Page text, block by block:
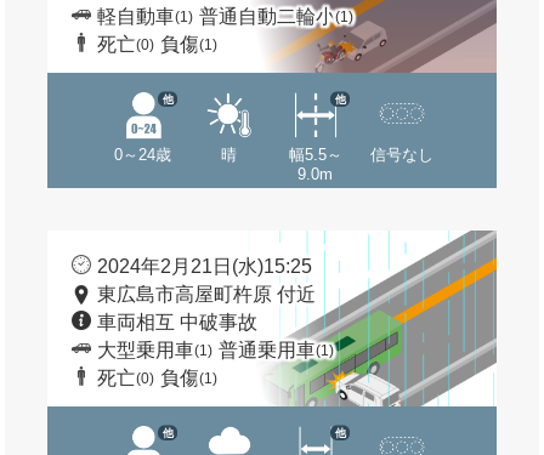
軽自動車(1) 普通自動二輪小(1)
死亡(0) 負傷(1)
0～24歳
他
晴
幅5.5～
9.0m
他
信号なし
2024年2月21日(水)15:25
東広島市高屋町杵原 付近
車両相互 中破事故
大型乗用車(1) 普通乗用車(1)
死亡(0) 負傷(1)
他 他